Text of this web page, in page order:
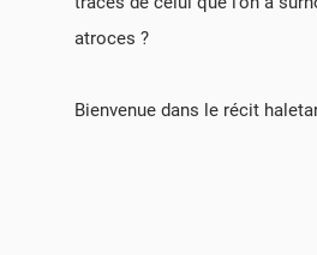
atroces ?
Bienvenue dans le récit